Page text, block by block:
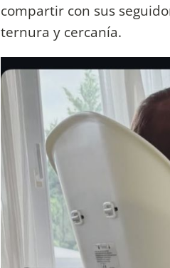
compartir con sus
ternura y cercanía.